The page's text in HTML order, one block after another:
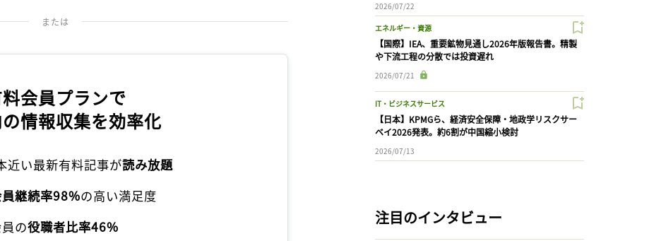
または
会員プランで
情報収集を効率化
近い最新有料記事が読み放題
継続率98%の高い満足度
の役職者比率46%
2026/07/22
エネルギー・資源
【国際】IEA、重要鉱物見通し2026年版報告書。精製
や下流工程の分散では投資遅れ
2026/07/21
IT・ビジネスサービス
【日本】KPMGら、経済安全保障・地政学リスクサー
ベイ2026発表。約6割が中国縮小検討
2026/07/13
注目のインタビュー